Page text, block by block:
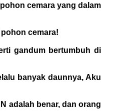
cemara yang dalam
cemara!
gandum bertumbuh di
banyak daunnya, Aku
adalah benar, dan orang